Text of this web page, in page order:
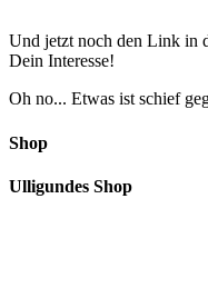
Und jetzt noch den Link in
Dein Interesse!
Oh no... Etwas ist schief
Shop
Ulligundes Shop